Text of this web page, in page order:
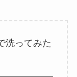
洗ってみた